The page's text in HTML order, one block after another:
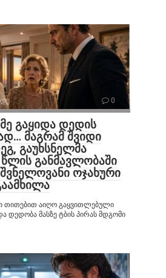
0
გაყიდა დედის
მაგრამ შვიდი
გაუხსნელმა
განმავლობაში
ოჯახური
თითებით აიღო გაყვითლებული
მასზე ტბის პირას მდგომი